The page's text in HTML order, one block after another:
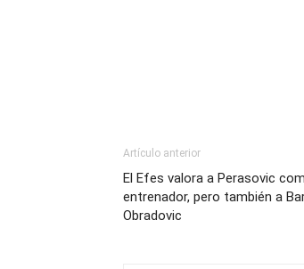
Artículo anterior
El Efes valora a Perasovic
entrenador, pero también a
Obradovic